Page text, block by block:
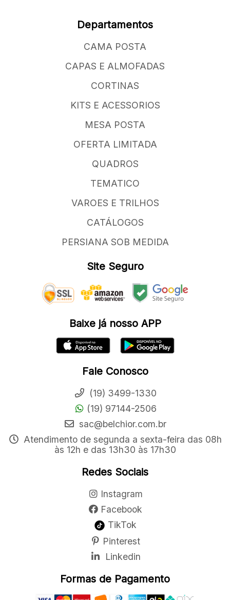
Departamentos
CAMA POSTA
CAPAS E ALMOFADAS
CORTINAS
KITS E ACESSORIOS
MESA POSTA
OFERTA LIMITADA
QUADROS
TEMATICO
VAROES E TRILHOS
CATÁLOGOS
PERSIANA SOB MEDIDA
Site Seguro
Baixe já nosso APP
Fale Conosco
(19) 3499-1330
(19) 97144-2506
sac@belchior.com.br
Atendimento de segunda a sexta-feira das 08h
às 12h e das 13h30 às 17h30
Redes Sociais
Instagram
Facebook
TikTok
Pinterest
Linkedin
Formas de Pagamento